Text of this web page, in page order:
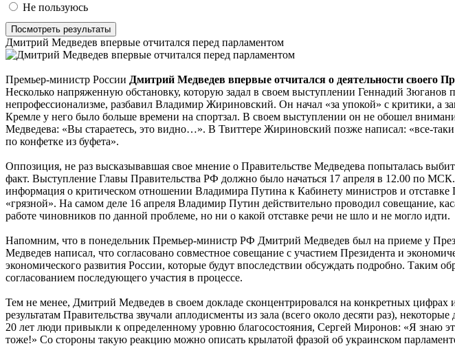
Не пользуюсь
Посмотреть результаты
Дмитрий Медведев впервые отчитался перед парламентом
Премьер-министр России Дмитрий Медведев впервые отчитался о деятельности своего
Несколько напряженную обстановку, которую задал в своем выступлении Геннадий
непрофессионализме, разбавил Владимир Жириновский. Он начал «за упокой» с критики, а
Кремле у него было больше времени на спортзал. В своем выступлении он не обошел
Медведева: «Вы стараетесь, это видно…». В Твиттере Жириновский позже написал: «все-
по конфетке из буфета».
Оппозиция, не раз высказывавшая свое мнение о Правительстве Медведева попыталась
факт. Выступление Главы Правительства РФ должно было начаться 17 апреля в 12.00 по
информация о критическом отношении Владимира Путина к Кабинету министров и
«грязной». На самом деле 16 апреля Владимир Путин действительно проводил совещание,
работе чиновников по данной проблеме, но ни о какой отставке речи не шло и не могло идти.
Напомним, что в понедельник Премьер-министр РФ Дмитрий Медведев был на приеме у
Медведев написал, что согласовано совместное совещание с участием Президента и
экономического развития России, которые будут впоследствии обсуждать подробно. Таким
согласованием последующего участия в процессе.
Тем не менее, Дмитрий Медведев в своем докладе сконцентрировался на конкретных
результатам Правительства звучали аплодисменты из зала (всего около десяти раз),
20 лет люди привыкли к определенному уровню благосостояния, Сергей Миронов: «Я
тоже!» Со стороны такую реакцию можно описать крылатой фразой об украинском